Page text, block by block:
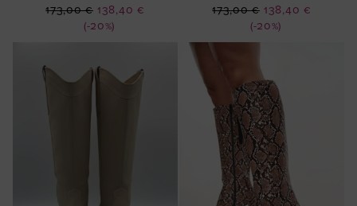
(-20%)
Ειδική
Τιμή
138,40 €
173,00 €
(-20%)
Ειδική
Τιμή
138,40 €
173,00 €